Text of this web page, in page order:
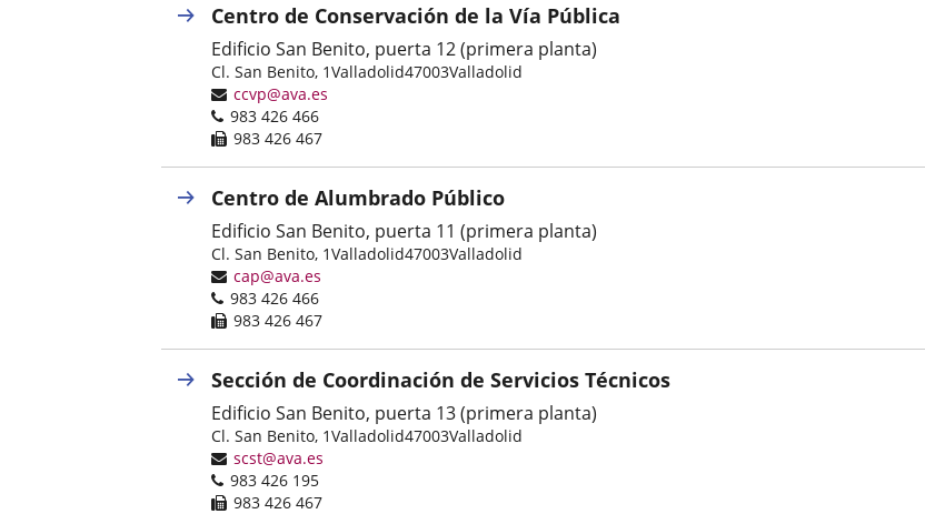
Centro de Conservación de la Vía Pública
Edificio San Benito, puerta 12 (primera planta)
Postal
address
Cl. San Benito, 1Valladolid47003Valladolid
Email
ccvp@ava.es
Phones
983 426 466
Fax
983 426 467
Centro de Alumbrado Público
Edificio San Benito, puerta 11 (primera planta)
Postal
address
Cl. San Benito, 1Valladolid47003Valladolid
Email
cap@ava.es
Phones
983 426 466
Fax
983 426 467
Sección de Coordinación de Servicios Técnicos
Edificio San Benito, puerta 13 (primera planta)
Postal
address
Cl. San Benito, 1Valladolid47003Valladolid
Email
scst@ava.es
Phones
983 426 195
Fax
983 426 467